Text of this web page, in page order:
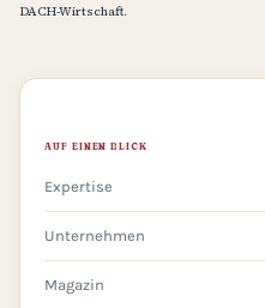
DACH-Wirtschaft.
AUF EINEN BLICK
Expertise
Unternehmen
Magazin